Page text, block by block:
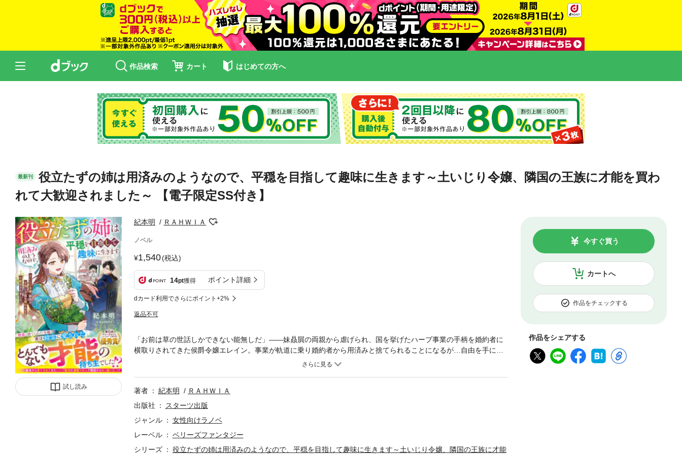
作品検索 カート はじめての方へ
最新刊
役立たずの姉は用済みのようなので、平穏を目指して趣味に生きます～土いじり令嬢、隣国の王族に才能を買わ
れて大歓迎されました～ 【電子限定SS付き】
試し読み
紀本明 ＲＡＨＷＩＡ
ノベル
1,540(税込)
14pt獲得 ポイント詳細
dカード利用でさらにポイント+2%
返品不可
カートへ
今すぐ買う
作品をチェックする
作品をシェアする
「お前は草の世話しかできない能無しだ」――妹贔屓の両親から虐げられ、国を挙げたハーブ事業の手柄を婚約者に
横取りされてきた侯爵令嬢エレイン。事業が軌道に乗り婚約者から用済みと捨てられることになるが…自由を手にし
た彼女の心は羽のように軽かった！ 才能を隣国王子に見初められ、エレインは彼のもとでその力を惜しみなく発
著者
紀本明
ＲＡＨＷＩＡ
出版社
スターツ出版
ジャンル
女性向けラノベ
レーベル
ベリーズファンタジー
シリーズ
役立たずの姉は用済みのようなので、平穏を目指して趣味に生きます～土いじり令嬢、隣国の王族に才能